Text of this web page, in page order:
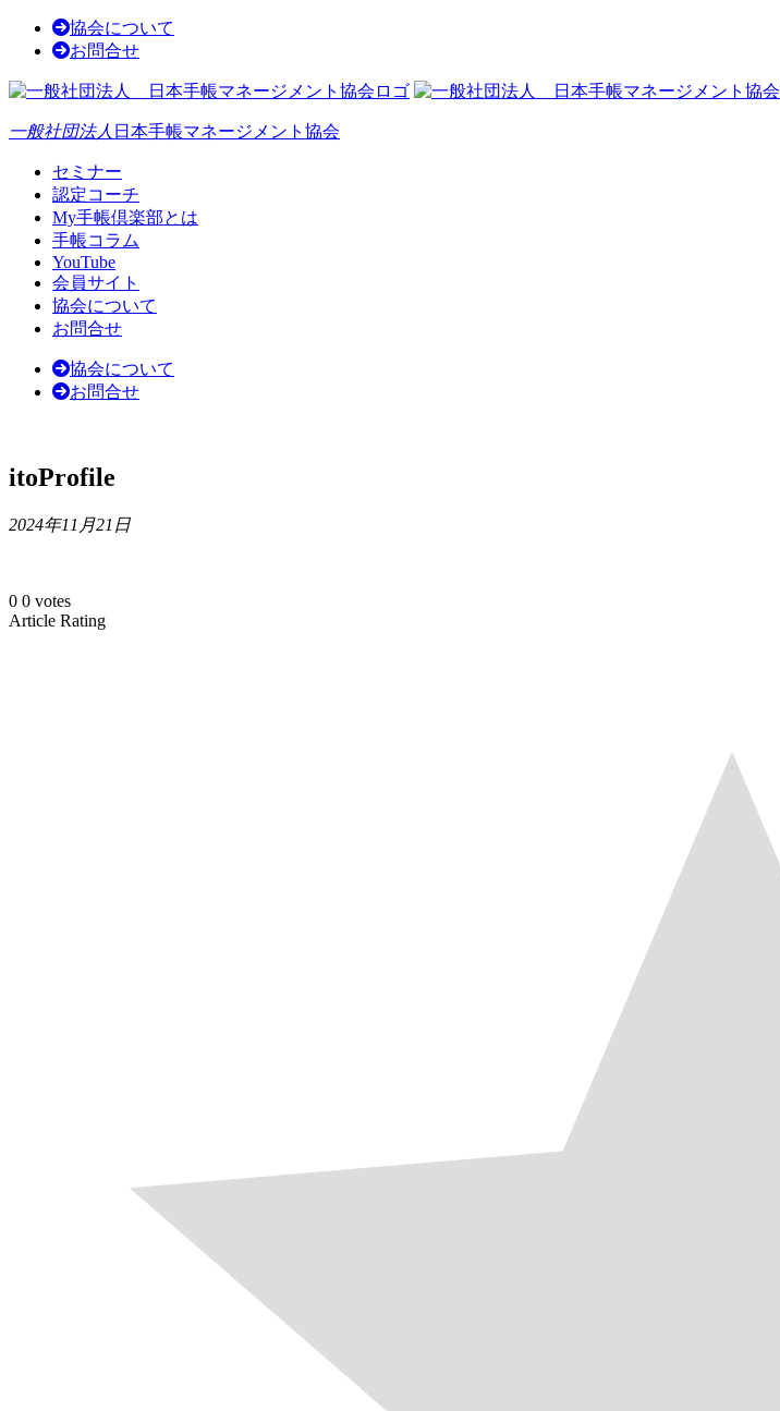
協会について
お問合せ
一般社団法人 日本手帳マネージメント協会
セミナー
認定コーチ
My手帳倶楽部とは
手帳コラム
YouTube
会員サイト
協会について
お問合せ
協会について
お問合せ
itoProfile
2024年11月21日
0 0 votes
Article Rating